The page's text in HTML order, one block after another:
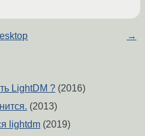
→
LightDM ? (2016)
(2013)
lightdm (2019)